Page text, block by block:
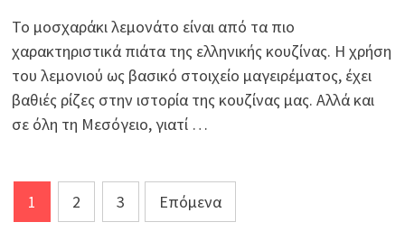
Το μοσχαράκι λεμονάτο είναι από τα πιο
χαρακτηριστικά πιάτα της ελληνικής κουζίνας. Η χρήση
του λεμονιού ως βασικό στοιχείο μαγειρέματος, έχει
βαθιές ρίζες στην ιστορία της κουζίνας μας. Αλλά και
σε όλη τη Μεσόγειο, γιατί …
Σελιδοποίηση
άρθρων
1 2 3 Επόμενα